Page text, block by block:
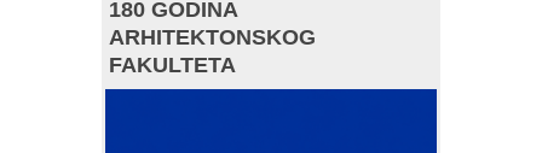
180 GODINA
ARHITEKTONSKOG
FAKULTETA